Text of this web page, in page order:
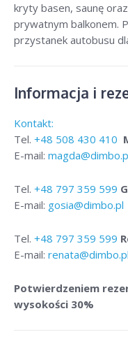
kryty basen, saunę
prywatnym balkonem.
przystanek autobusu
Informacja i
Kontakt:
Tel. +48 508 430 410
E-mail:
Tel. +48 797 359 599
E-mail: gosia@dimbo.pl
Tel. +48 797 359 599
E-mail: renata@dimbo.pl
Potwierdzeniem
wysokości 30%